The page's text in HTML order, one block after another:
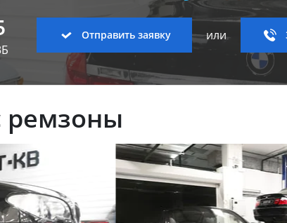
Отправить заявку или
ремзоны